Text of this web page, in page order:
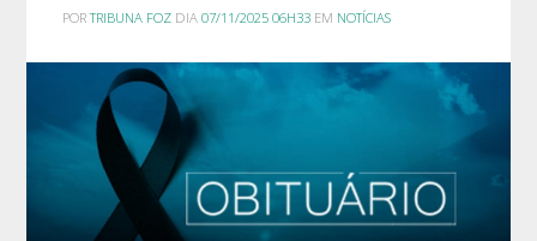
PORTRIBUNA FOZ DIA07/11/2025 06H33 EM NOTÍCIAS